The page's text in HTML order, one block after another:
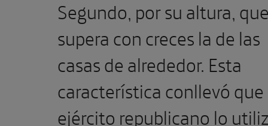
Segundo, por su altura,
supera con creces la de las
casas de alrededor. Esta
característica conllevó
ejército republicano lo